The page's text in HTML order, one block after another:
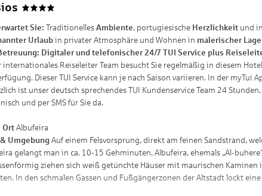
Sie: Traditionelles Ambiente, portugiesische Herzlichkeit und
Urlaubin privater Atmosphäre und Wohnen in malerischer Lage
Digitaler und telefonischer 24/7 TUI Service plus
internationales Reiseleiter Team besucht Sie regelmäßig in diesem
Dieser TUI Service kann je nach Saison variieren. In der myTui
ist unser deutsch sprechendes TUI Kundenservice Team 24
und per SMS für Sie da.
Ort Albufeira
& Umgebung Auf einem Felsvorsprung, direkt am feinen Sandstrand,
gelangt man in ca. 10-15 Gehminuten. Albufeira, ehemals „Al-
ziehen sich weiß getünchte Häuser mit maurischen
In den schmalen Gassen und Fußgängerzonen der Altstadt lockt